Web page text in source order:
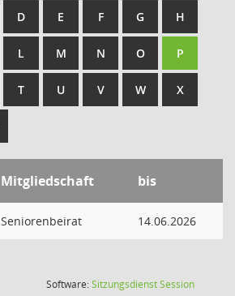
D E F G H
L M N O P
T U V W X
Mitgliedschaft bis
Seniorenbeirat 14.06.2026
Software:SitzungsdienstSession(Wird in